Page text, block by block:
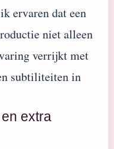
ervaren dat een
niet alleen
verrijkt met
subtiliteiten in
extra